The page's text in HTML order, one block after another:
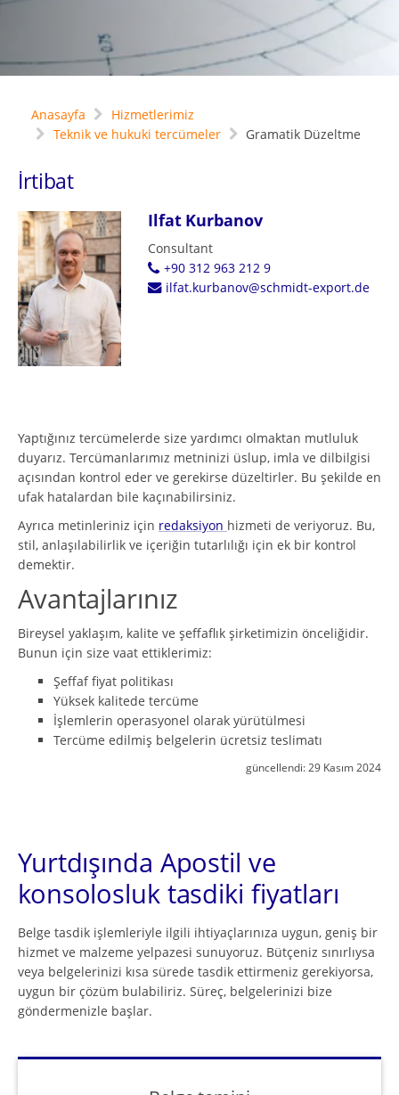
Anasayfa
Hizmetlerimiz
Teknik ve hukuki tercümeler
Gramatik Düzeltme
İrtibat
Ilfat Kurbanov
Consultant
+90 312 963 212 9
ilfat.kurbanov@schmidt-export.de
Yaptığınız tercümelerde size yardımcı olmaktan mutluluk
duyarız. Tercümanlarımız metninizi üslup, imla ve dilbilgisi
açısından kontrol eder ve gerekirse düzeltirler. Bu şekilde en
ufak hatalardan bile kaçınabilirsiniz.
Ayrıca metinleriniz için redaksiyon hizmeti de veriyoruz. Bu,
stil, anlaşılabilirlik ve içeriğin tutarlılığı için ek bir kontrol
demektir.
Avantajlarınız
Bireysel yaklaşım, kalite ve şeffaflık şirketimizin önceliğidir.
Bunun için size vaat ettiklerimiz:
Şeffaf fiyat politikası
Yüksek kalitede tercüme
İşlemlerin operasyonel olarak yürütülmesi
Tercüme edilmiş belgelerin ücretsiz teslimatı
güncellendi: 29 Kasım 2024
Yurtdışında Apostil ve
konsolosluk tasdiki fiyatları
Belge tasdik işlemleriyle ilgili ihtiyaçlarınıza uygun, geniş bir
hizmet ve malzeme yelpazesi sunuyoruz. Bütçeniz sınırlıysa
veya belgelerinizi kısa sürede tasdik ettirmeniz gerekiyorsa,
uygun bir çözüm bulabiliriz. Süreç, belgelerinizi bize
göndermenizle başlar.